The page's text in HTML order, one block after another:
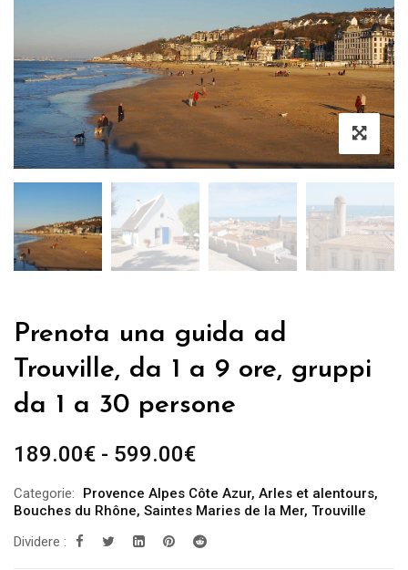
Prenota una guida ad
Trouville, da 1 a 9 ore, gruppi
da 1 a 30 persone
189.00€ - 599.00€Fascia
prezzo:
da
189.00€
Categorie: Provence Alpes Côte Azur, Arles et alentours,
Bouches du Rhône, Saintes Maries de la Mer, Trouville
Dividere :